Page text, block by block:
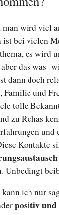
wird viel
ist bei vielen
es wird
aber das was
dann doch
Familie und
tolle
zu Rehas
und
Kontakte
Unbedingt
ich nur
positiv